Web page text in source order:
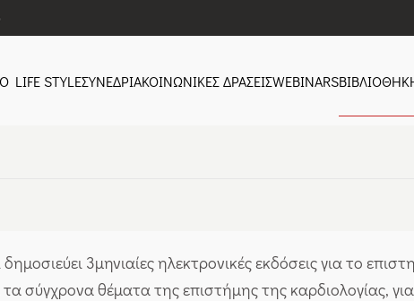
LIFE STYLEΣΥΝΕΔΡΙΑΚΟΙΝΩΝΙΚΕΣ ΔΡΑΣΕΙΣWEBINARS
3μηνιαίες ηλεκτρονικές εκδόσεις για το
τα σύγχρονα θέματα της επιστήμης της καρδιολογίας,